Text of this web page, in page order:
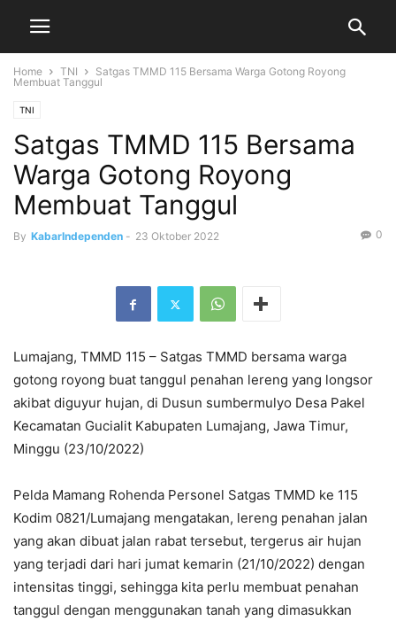
Home TNI
Satgas TMMD 115 Bersama Warga Gotong Royong
Membuat Tanggul
TNI
Satgas TMMD 115 Bersama
Warga Gotong Royong
Membuat Tanggul
By KabarIndependen - 23 Oktober 2022 0
Lumajang, TMMD 115 – Satgas TMMD bersama warga
gotong royong buat tanggul penahan lereng yang longsor
akibat diguyur hujan, di Dusun sumbermulyo Desa Pakel
Kecamatan Gucialit Kabupaten Lumajang, Jawa Timur,
Minggu (23/10/2022)
Pelda Mamang Rohenda Personel Satgas TMMD ke 115
Kodim 0821/Lumajang mengatakan, lereng penahan jalan
yang akan dibuat jalan rabat tersebut, tergerus air hujan
yang terjadi dari hari jumat kemarin (21/10/2022) dengan
intensitas tinggi, sehingga kita perlu membuat penahan
tanggul dengan menggunakan tanah yang dimasukkan